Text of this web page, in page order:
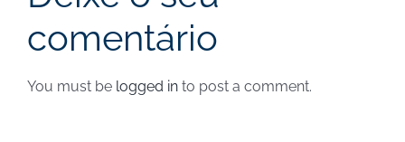
comentário
You must be logged in to post a comment.